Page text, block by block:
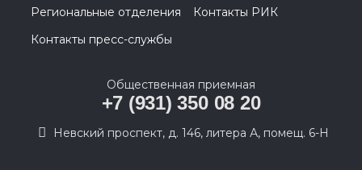
Региональные отделения
Контакты РИК
Контакты пресс-службы
Общественная приемная
+7 (931) 350 08 20
Невский проспект, д. 146, литера А, помещ. 6-Н